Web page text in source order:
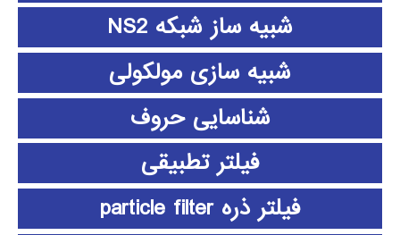
شبیه ساز شبکه NS2
شبیه سازی مولکولی
شناسایی حروف
فیلتر تطبیقی
فیلتر ذره particle filter